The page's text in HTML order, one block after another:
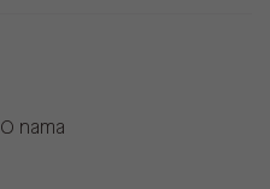
O nama